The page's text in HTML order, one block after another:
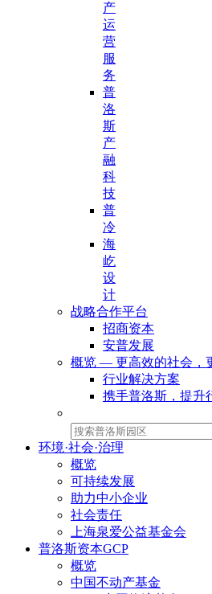
产
运
营
服
务
普
洛
斯
产
融
科
技
普
冷
海
屹
设
计
战略合作平台
招商资本
安普发展
概览 — 更高效的社会，
行业解决方案
携手普洛斯，提升
环境·社会·治理
概览
可持续发展
助力中小企业
社会责任
上海泉爱公益基金会
普洛斯资本GCP
概览
中国不动产基金